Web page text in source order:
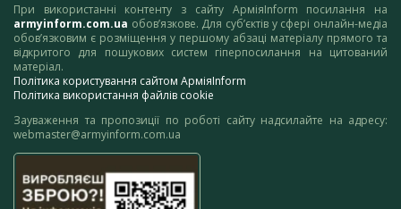
При використанні контенту з сайту АрміяInform посилання на
armyinform.com.ua обов’язкове. Для суб’єктів у сфері онлайн-медіа
обов’язковим є розміщення у першому абзаці матеріалу прямого та
відкритого для пошукових систем гіперпосилання на цитований
матеріал.
Політика користування сайтом АрміяInform
Політика використання файлів cookie
Зауваження та пропозиції по роботі сайту надсилайте на адресу:
webmaster@armyinform.com.ua